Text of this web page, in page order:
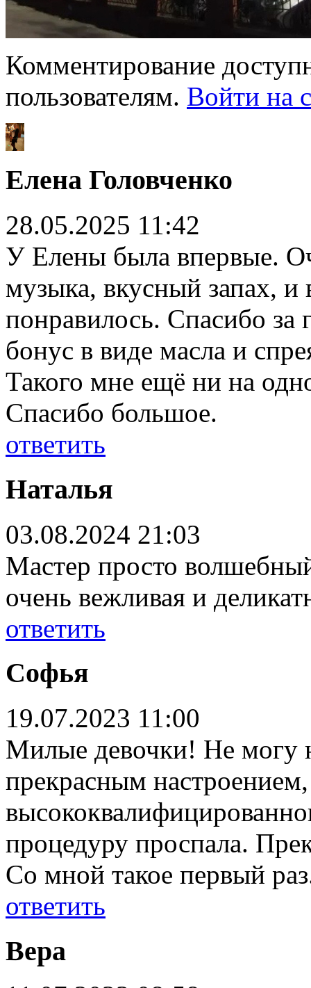
Комментирование
пользователям. Войти на
Елена Головченко
28.05.2025 11:42
У Елены была впервые.
музыка, вкусный запах, и
понравилось. Спасибо
бонус в виде масла и
Такого мне ещё ни на
Спасибо большое.
ответить
Наталья
03.08.2024 21:03
Мастер просто
очень вежливая и
ответить
Софья
19.07.2023 11:00
Милые девочки! Не могу
прекрасным
процедуру проспала.
Со мной такое первый
ответить
Вера